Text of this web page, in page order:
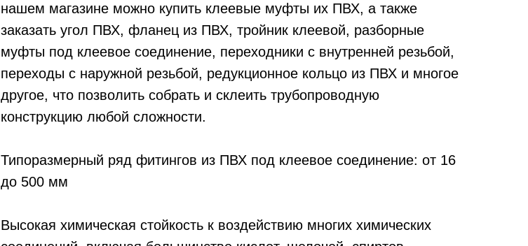
нашем магазине можно купить клеевые муфты их ПВХ, а также
заказать угол ПВХ, фланец из ПВХ, тройник клеевой, разборные
муфты под клеевое соединение, переходники с внутренней резьбой,
переходы с наружной резьбой, редукционное кольцо из ПВХ и многое
другое, что позволить собрать и склеить трубопроводную
конструкцию любой сложности.
Типоразмерный ряд фитингов из ПВХ под клеевое соединение: от 16
до 500 мм
Высокая химическая стойкость к воздействию многих химических